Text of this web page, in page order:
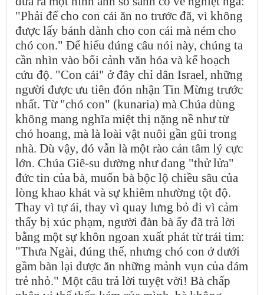
"Phải để cho con cái ăn no trước đã, vì không
được lấy bánh dành cho con cái mà ném cho
chó con." Để hiểu đúng câu nói này, chúng ta
cần nhìn vào bối cảnh văn hóa và kế hoạch
cứu độ. "Con cái" ở đây chỉ dân Israel, những
người được ưu tiên đón nhận Tin Mừng trước
nhất. Từ "chó con" (kunaria) mà Chúa dùng
không mang nghĩa miệt thị nặng nề như từ
chó hoang, mà là loài vật nuôi gần gũi trong
nhà. Dù vậy, đó vẫn là một rào cản tâm lý cực
lớn. Chúa Giê-su dường như đang "thử lửa"
đức tin của bà, muốn bà bộc lộ chiều sâu của
lòng khao khát và sự khiêm nhường tột độ.
Thay vì tự ái, thay vì quay lưng bỏ đi vì cảm
thấy bị xúc phạm, người đàn bà ấy đã trả lời
bằng một sự khôn ngoan xuất phát từ trái tim:
"Thưa Ngài, đúng thế, nhưng chó con ở dưới
gầm bàn lại được ăn những mảnh vụn của đám
trẻ nhỏ." Một câu trả lời tuyệt vời! Bà chấp